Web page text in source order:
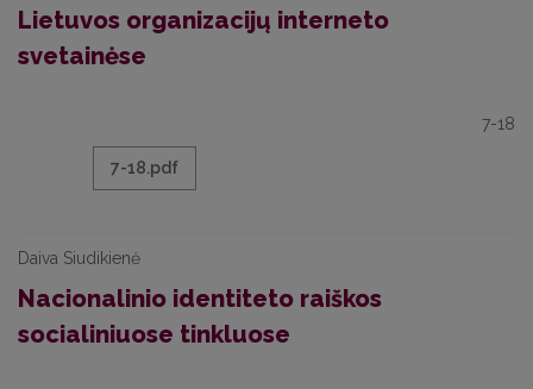
Lietuvos organizacijų interneto
svetainėse
7-18
7-18.pdf
Daiva Siudikienė
Nacionalinio identiteto raiškos
socialiniuose tinkluose